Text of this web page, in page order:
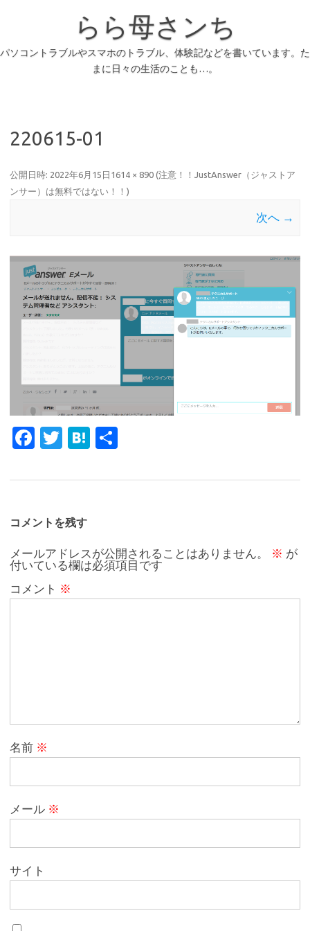
らら母さンち
パソコントラブルやスマホのトラブル、体験記などを書いています。た
まに日々の生活のことも…。
220615-01
公開日時: 2022年6月15日 1614 × 890 (注意！！JustAnswer（ジャストア
ンサー）は無料ではない！！ )
次へ →
Fa
o
o
k
T
r
H
コメントを残す
メールアドレスが公開されることはありません。 ※ が
付いている欄は必須項目です
コメント ※
名前 ※
メール ※
サイト